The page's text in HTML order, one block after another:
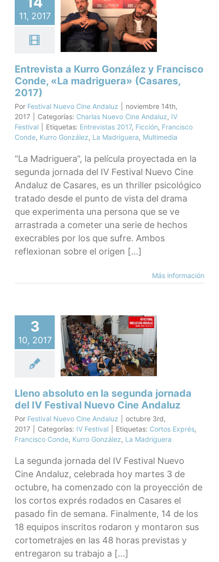
11, 2017
«La
Nuevo Cine
IV Festival
Entrevista a Kurro González y Francisco
Conde, «La madriguera» (Casares,
2017)
Por Festival Nuevo Cine Andaluz
noviembre 14th,
2017
Categorías: Charlas Nuevo Cine Andaluz, IV
Festival
Etiquetas: Entrevistas 2017, Ficción, Francisco
Conde, Kurro González, La Madriguera, Multimedia
“La Madriguera”, la película proyectada en la
segunda jornada del IV Festival Nuevo Cine
Andaluz de Casares, es un thriller psicológico
tratado desde el punto de vista del drama
que experimenta una persona que se ve
arrastrada a cometer una serie de hechos
execrables por los que sufre. Ambos
reflexionan sobre el origen [...]
Más información
3
10, 2017
absoluto
segunda
del IV
Nuevo
Lleno absoluto en la segunda jornada
del IV Festival Nuevo Cine Andaluz
Por Festival Nuevo Cine Andaluz
octubre 3rd,
2017
Categorías: IV Festival Etiquetas: Cortos Exprés,
Francisco Conde, Kurro González, La Madriguera
La segunda jornada del IV Festival Nuevo
Cine Andaluz, celebrada hoy martes 3 de
octubre, ha comenzado con la proyección de
los cortos exprés rodados en Casares el
pasado fin de semana. Finalmente, 14 de los
18 equipos inscritos rodaron y montaron sus
cortometrajes en las 48 horas previstas y
entregaron su trabajo a [...]